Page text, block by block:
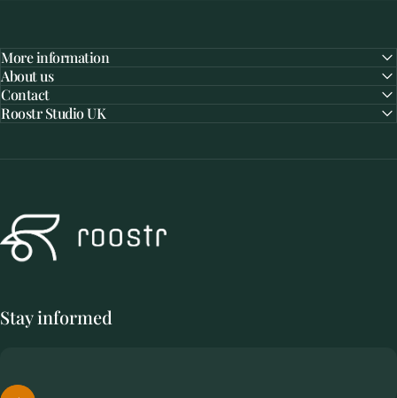
More information
About us
Contact
Roostr Studio UK
Roostr Buitenkeukens
Stay informed